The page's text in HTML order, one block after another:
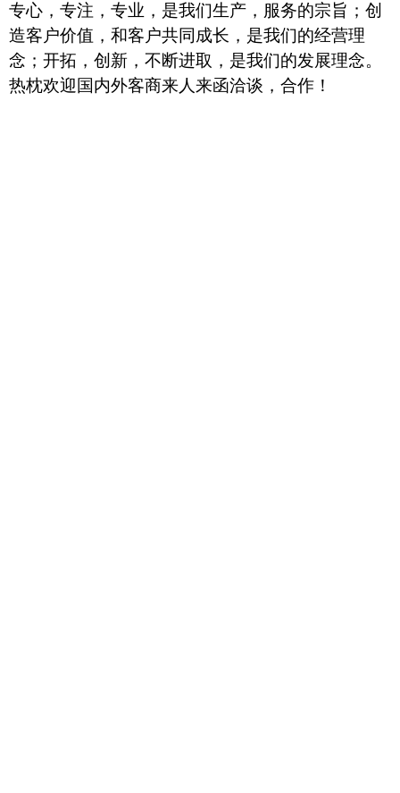
专心，专注，专业，是我们生产，服务的宗旨；创
造客户价值，和客户共同成长，是我们的经营理
念；开拓，创新，不断进取，是我们的发展理念。
热枕欢迎国内外客商来人来函洽谈，合作！